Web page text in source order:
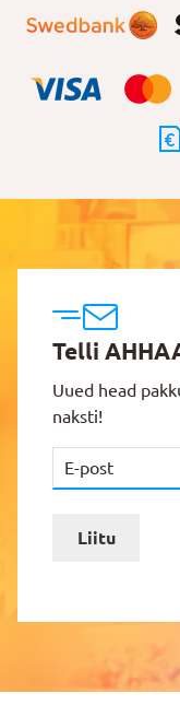
Telli
Uued head
naksti!
Liitu